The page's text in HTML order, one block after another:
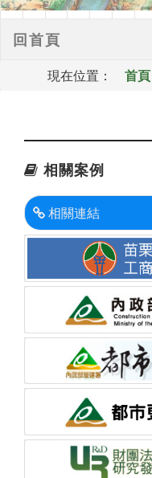
回首頁
現在位置： 首頁
相關案例
相關連結